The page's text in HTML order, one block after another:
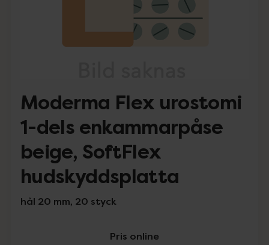
Moderma Flex urostomi
1-dels enkammarpåse
beige, SoftFlex
hudskyddsplatta
hål 20 mm, 20 styck
Pris online